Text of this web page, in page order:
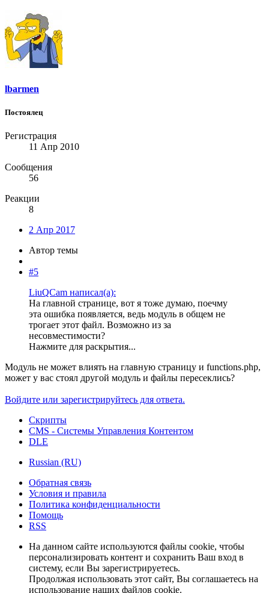
lbarmen
Постоялец
Регистрация
11 Апр 2010
Сообщения
56
Реакции
8
2 Апр 2017
Автор темы
#5
LiuQCam написал(а):
На главной странице, вот я тоже думаю, поечму
эта ошибка появляется, ведь модуль в общем не
трогает этот файл. Возможно из за
несовместимости?
Нажмите для раскрытия...
Модуль не может влиять на главную страницу и functions.php,
может у вас стоял другой модуль и файлы пересеклись?
Войдите или зарегистрируйтесь для ответа.
Скрипты
CMS - Системы Управления Контентом
DLE
Russian (RU)
Обратная связь
Условия и правила
Политика конфиденциальности
Помощь
RSS
На данном сайте используются файлы cookie, чтобы
персонализировать контент и сохранить Ваш вход в
систему, если Вы зарегистрируетесь.
Продолжая использовать этот сайт, Вы соглашаетесь на
использование наших файлов cookie.